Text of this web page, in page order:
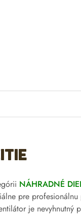
NÁHRADNÉ
pre
je nevyhnutný